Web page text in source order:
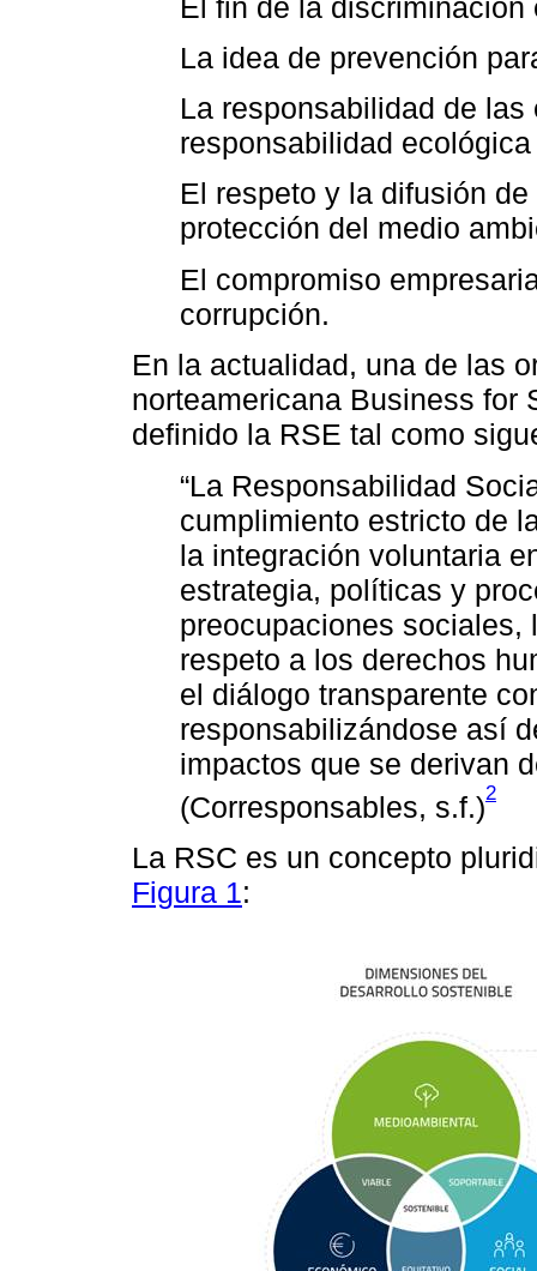
El fin de la discriminación
La idea de prevención
La responsabilidad de
responsabilidad
El respeto y la difusión
protección del medio
El compromiso
corrupción.
En la actualidad, una de las
norteamericana Business for
definido la RSE tal como
“La Responsabilidad
cumplimiento estricto de
la integración voluntaria
estrategia, políticas y
preocupaciones sociales,
respeto a los derechos
el diálogo transparente
responsabilizándose así
impactos que se derivan
(Corresponsables, s.f.)2
La RSC es un concepto
Figura 1: